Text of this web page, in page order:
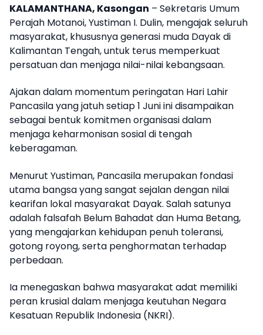
KALAMANTHANA, Kasongan – Sekretaris Umum
Perajah Motanoi, Yustiman I. Dulin, mengajak seluruh
masyarakat, khususnya generasi muda Dayak di
Kalimantan Tengah, untuk terus memperkuat
persatuan dan menjaga nilai-nilai kebangsaan.
Ajakan dalam momentum peringatan Hari Lahir
Pancasila yang jatuh setiap 1 Juni ini disampaikan
sebagai bentuk komitmen organisasi dalam
menjaga keharmonisan sosial di tengah
keberagaman.
Menurut Yustiman, Pancasila merupakan fondasi
utama bangsa yang sangat sejalan dengan nilai
kearifan lokal masyarakat Dayak. Salah satunya
adalah falsafah Belum Bahadat dan Huma Betang,
yang mengajarkan kehidupan penuh toleransi,
gotong royong, serta penghormatan terhadap
perbedaan.
Ia menegaskan bahwa masyarakat adat memiliki
peran krusial dalam menjaga keutuhan Negara
Kesatuan Republik Indonesia (NKRI).